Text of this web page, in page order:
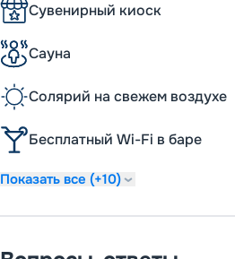
Сувенирный киоск
Сауна
Солярий на свежем воздухе
Бесплатный Wi-Fi в баре
Показать все (+10)